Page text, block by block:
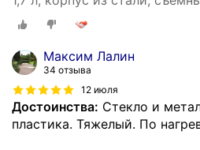
автоматическое
1,7 л,
Максим Лалин
34 отзыва
12 июля
Достоинства: Стекло и
пластика. Тяжелый. По